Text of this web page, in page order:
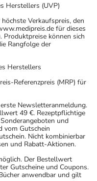
Herstellers (UVP)
höchste Verkaufspreis, den
für dieses
Produktpreise können sich
Rangfolge der
Herstellers
Referenzpreis (MRP) für
Newsletteranmeldung.
49 €. Rezeptpflichtige
und
vom Gutschein
Nicht kombinierbar
und Rabatt-Aktionen.
Der Bestellwert
Gutscheine und Coupons.
anwendbar und gilt